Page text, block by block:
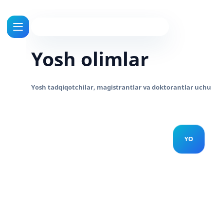
Yosh olimlar